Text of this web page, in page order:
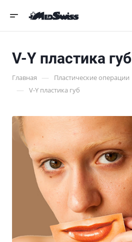
V-Y пластика губ
Главная — Пластические операции
— V-Y пластика губ